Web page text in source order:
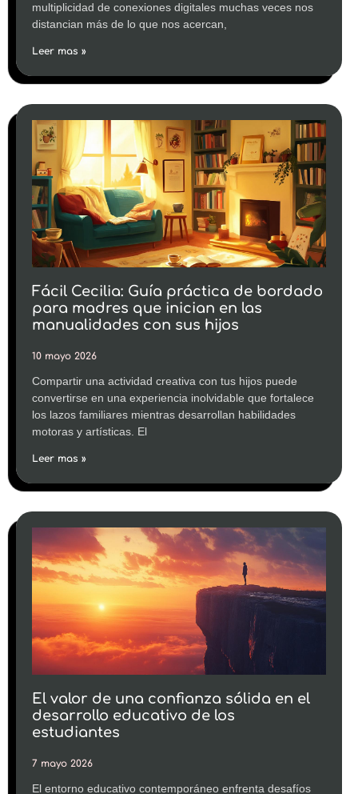
multiplicidad de conexiones digitales muchas veces nos
distancian más de lo que nos acercan,
Leer mas »
Fácil Cecilia: Guía práctica de bordado
para madres que inician en las
manualidades con sus hijos
10 mayo 2026
Compartir una actividad creativa con tus hijos puede
convertirse en una experiencia inolvidable que fortalece
los lazos familiares mientras desarrollan habilidades
motoras y artísticas. El
Leer mas »
El valor de una confianza sólida en el
desarrollo educativo de los
estudiantes
7 mayo 2026
El entorno educativo contemporáneo enfrenta desafíos